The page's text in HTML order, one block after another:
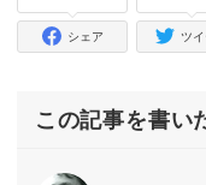
シェア ツ
この記事を書い